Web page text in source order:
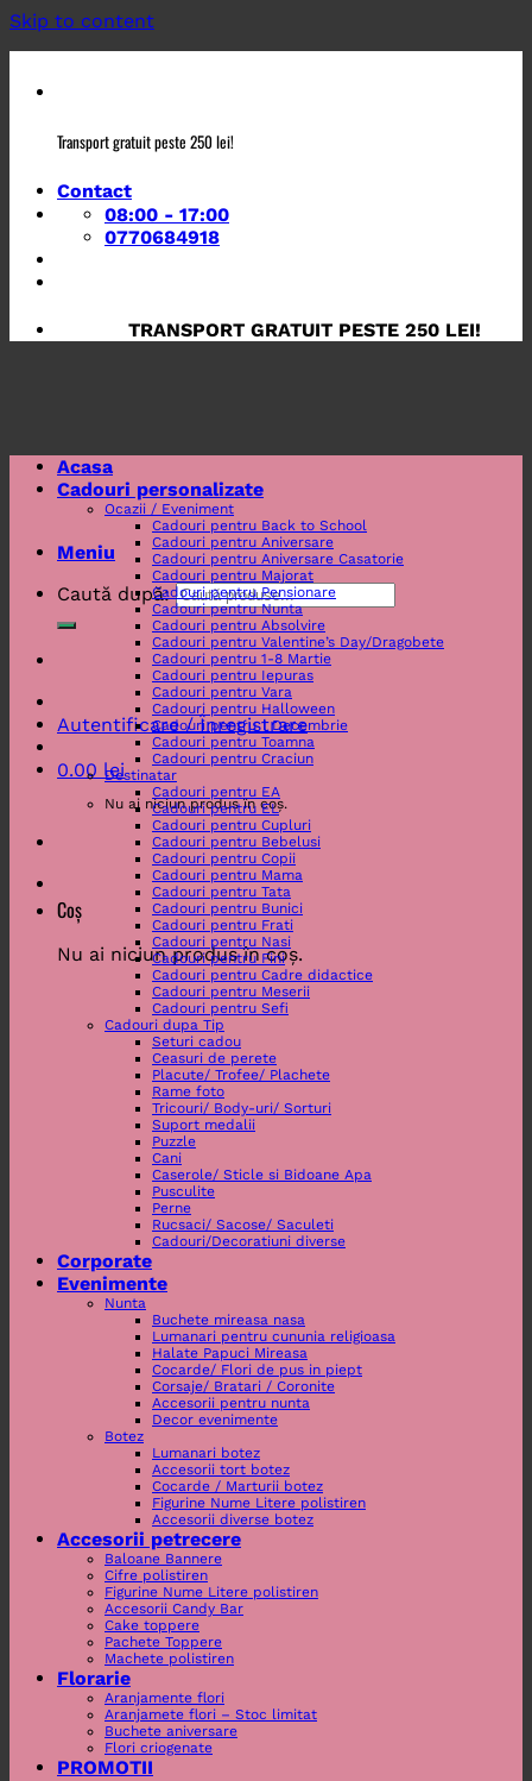
Skip to content
Transport gratuit peste 250 lei!
Contact
08:00 - 17:00
0770684918
TRANSPORT GRATUIT PESTE 250 LEI!
Meniu
Caută după:
Autentificare / Înregistrare
0.00 lei
Nu ai niciun produs în coș.
Coș
Nu ai niciun produs în coș.
Acasa
Cadouri personalizate
Ocazii / Eveniment
Cadouri pentru Back to School
Cadouri pentru Aniversare
Cadouri pentru Aniversare Casatorie
Cadouri pentru Majorat
Cadouri pentru Pensionare
Cadouri pentru Nunta
Cadouri pentru Absolvire
Cadouri pentru Valentine’s Day/Dragobete
Cadouri pentru 1-8 Martie
Cadouri pentru Iepuras
Cadouri pentru Vara
Cadouri pentru Halloween
Cadouri pentru 1 Decembrie
Cadouri pentru Toamna
Cadouri pentru Craciun
Destinatar
Cadouri pentru EA
Cadouri pentru EL
Cadouri pentru Cupluri
Cadouri pentru Bebelusi
Cadouri pentru Copii
Cadouri pentru Mama
Cadouri pentru Tata
Cadouri pentru Bunici
Cadouri pentru Frati
Cadouri pentru Nasi
Cadouri pentru Fini
Cadouri pentru Cadre didactice
Cadouri pentru Meserii
Cadouri pentru Sefi
Cadouri dupa Tip
Seturi cadou
Ceasuri de perete
Placute/ Trofee/ Plachete
Rame foto
Tricouri/ Body-uri/ Sorturi
Suport medalii
Puzzle
Cani
Caserole/ Sticle si Bidoane Apa
Pusculite
Perne
Rucsaci/ Sacose/ Saculeti
Cadouri/Decoratiuni diverse
Corporate
Evenimente
Nunta
Buchete mireasa nasa
Lumanari pentru cununia religioasa
Halate Papuci Mireasa
Cocarde/ Flori de pus in piept
Corsaje/ Bratari / Coronite
Accesorii pentru nunta
Decor evenimente
Botez
Lumanari botez
Accesorii tort botez
Cocarde / Marturii botez
Figurine Nume Litere polistiren
Accesorii diverse botez
Accesorii petrecere
Baloane Bannere
Cifre polistiren
Figurine Nume Litere polistiren
Accesorii Candy Bar
Cake toppere
Pachete Toppere
Machete polistiren
Florarie
Aranjamente flori
Aranjamete flori – Stoc limitat
Buchete aniversare
Flori criogenate
PROMOTII